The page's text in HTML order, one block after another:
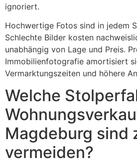
ignoriert.
Hochwertige Fotos sind in jedem
Schlechte Bilder kosten
unabhängig von Lage und Preis.
Immobilienfotografie amortisiert
Vermarktungszeiten und höhere
Welche
Magdeburg sind
vermeiden?